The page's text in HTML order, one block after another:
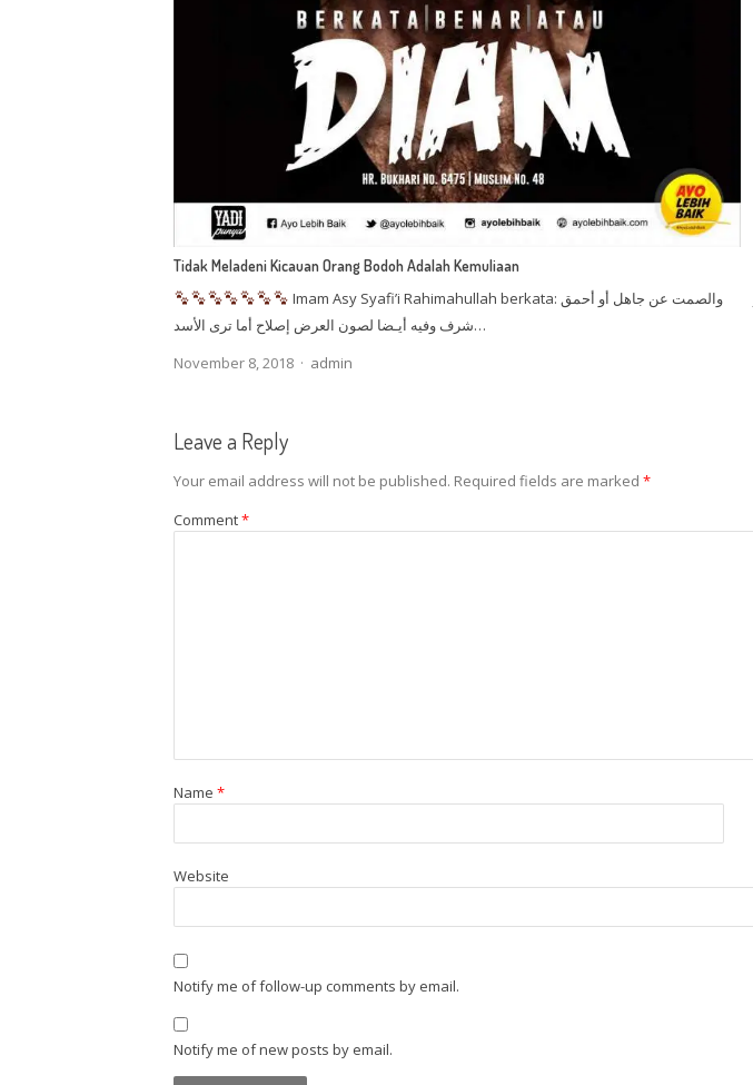
Tidak Meladeni Kicauan Orang Bodoh Adalah Kemuliaan
Imam Asy Syafi’i Rahimahullah berkata: والصمت عن جاهل أو أحمق
شرف وفيه أيـضا لصون العرض إصلاح أما ترى الأسد…
November 8, 2018
Author
admin
Leave a Reply
Your email address will not be published. Required fields are marked *
Comment*
Name *
Website
Notify me of follow-up comments by email.
Notify me of new posts by email.